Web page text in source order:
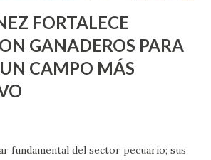
FORTALECE
GANADEROS PARA
CAMPO MÁS
fundamental del sector pecuario; sus